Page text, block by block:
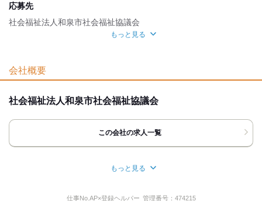
社保あり 研修制度
応募先
社会福祉法人和泉市社会福祉協議会
[最寄駅]
大阪府 和泉市⁄信太山駅 (徒歩 7分)ほか
[住所]
和泉市立北部総合福祉会館内
地図・アクセス詳細を見る
もっと見る
会社概要
社会福祉法人和泉市社会福祉協議会
この会社の求人一覧
大阪府和泉市府中町４丁目２０―４ 総合福祉会館内
もっと見る
仕事No. AP×登録ヘルパー 管理番号： 474215